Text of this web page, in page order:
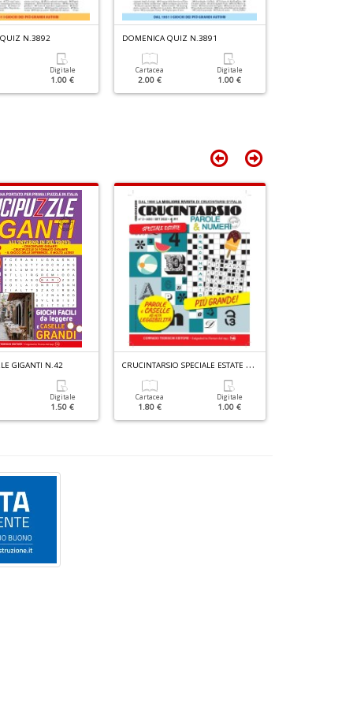
N.3892
Digitale
1.00 €
DOMENICA QUIZ N.3891
Cartacea
2.00 €
Digitale
1.00 €
GIGANTI N.42
Digitale
1.50 €
C
RUCINTARSIO SPECIALE ESTATE N.2
Cartacea
1.80 €
Digitale
1.00 €